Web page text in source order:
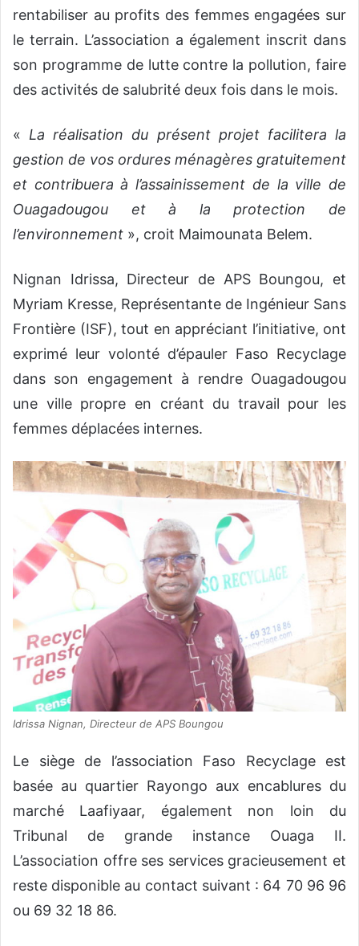
rentabiliser au profits des femmes engagées sur
le terrain. L’association a également inscrit dans
son programme de lutte contre la pollution, faire
des activités de salubrité deux fois dans le mois.
«La réalisation du présent projet facilitera la
gestion de vos ordures ménagères gratuitement
et contribuera à l’assainissement de la ville de
Ouagadougou et à la protection de
l’environnement », croit Maimounata Belem.
Nignan Idrissa, Directeur de APS Boungou, et
Myriam Kresse, Représentante de Ingénieur Sans
Frontière (ISF), tout en appréciant l’initiative, ont
exprimé leur volonté d’épauler Faso Recyclage
dans son engagement à rendre Ouagadougou
une ville propre en créant du travail pour les
femmes déplacées internes.
Idrissa Nignan, Directeur de APS Boungou
Le siège de l’association Faso Recyclage est
basée au quartier Rayongo aux encablures du
marché Laafiyaar, également non loin du
Tribunal de grande instance Ouaga II.
L’association offre ses services gracieusement et
reste disponible au contact suivant : 64 70 96 96
ou 69 32 18 86.